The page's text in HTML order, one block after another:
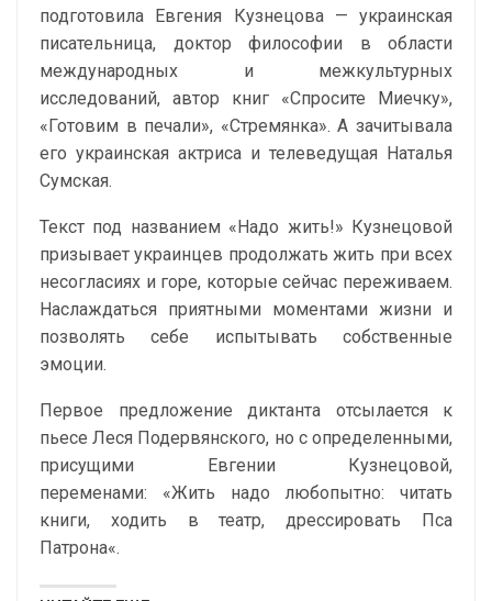
подготовила Евгения Кузнецова — украинская
писательница, доктор философии в области
международных и межкультурных
исследований, автор книг «Спросите Миечку»,
«Готовим в печали», «Стремянка». А зачитывала
его украинская актриса и телеведущая Наталья
Сумская.
Текст под названием «Надо жить!» Кузнецовой
призывает украинцев продолжать жить при всех
несогласиях и горе, которые сейчас переживаем.
Наслаждаться приятными моментами жизни и
позволять себе испытывать собственные
эмоции.
Первое предложение диктанта отсылается к
пьесе Леся Подервянского, но с определенными,
присущими Евгении Кузнецовой,
переменами: «Жить надо любопытно: читать
книги, ходить в театр, дрессировать Пса
Патрона«.